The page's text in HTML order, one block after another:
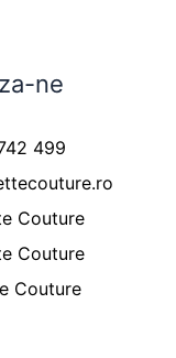
ne
499
Couture
Couture
Couture